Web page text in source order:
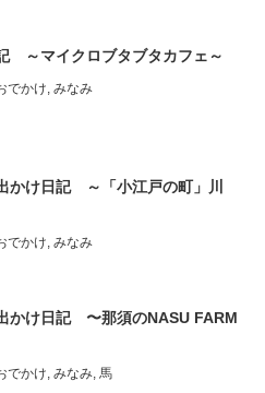
～マイクロブタブタカフェ～
でかけ みなみ
かけ日記 ～「小江戸の町」川
でかけ みなみ
かけ日記 〜那須のNASU FARM
でかけ みなみ 馬